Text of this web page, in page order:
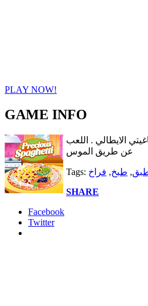
PLAY NOW!
GAME INFO
الايطالي . اللعب
عن طريق الموس
Tags: , طبخ, فراخ
SHARE
Facebook
Twitter